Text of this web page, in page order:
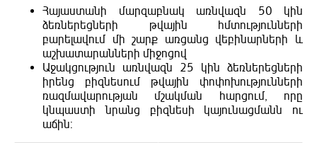
Հայաստանի մարզաբնակ առնվազն 50 կին
ձեռներեցների թվային հմտությունների
բարելավում մի շարք առցանց վեբինարների և
աշխատարանների միջոցով
Աջակցություն առնվազն 25 կին ձեռներեցների
իրենց բիզնեսում թվային փոփոխությունների
ռազմավարության մշակման հարցում, որը
կնպաստի նրանց բիզնեսի կայունացմանն ու
աճին: